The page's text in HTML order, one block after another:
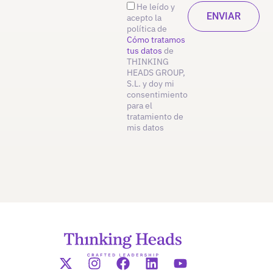
He leído y
acepto la
política de
Cómo tratamos
tus datos de
THINKING
HEADS GROUP,
S.L. y doy mi
consentimiento
para el
tratamiento de
mis datos